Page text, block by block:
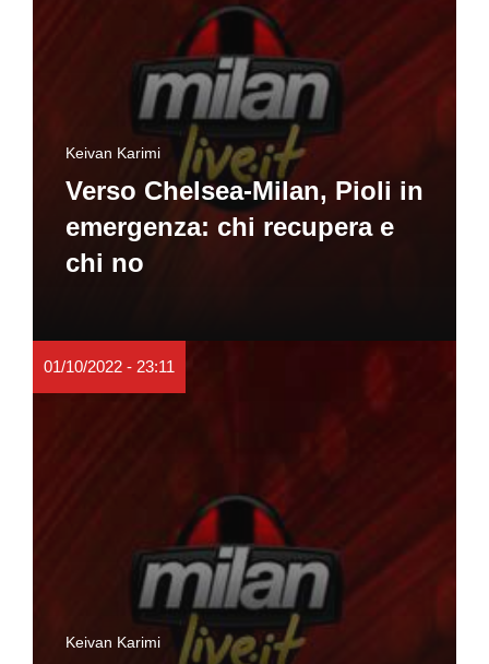
Keivan Karimi
Verso Chelsea-Milan, Pioli in
emergenza: chi recupera e
chi no
01/10/2022 - 23:11
Keivan Karimi